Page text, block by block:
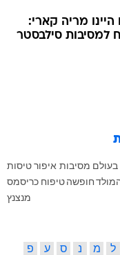
היינו מריה קארי:
למסיבות סילבסטר
בעולם מסיבות איפור טיסות
חופשה טיפוח כריסמס
מנצנץ
ל מ נ ס ע
פ